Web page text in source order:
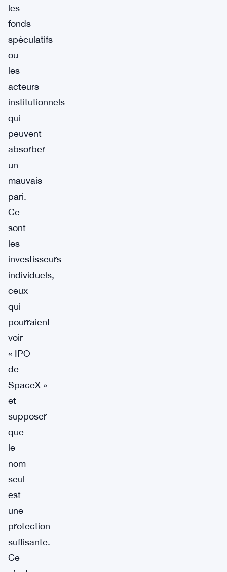
les
fonds
spéculatifs
ou
les
acteurs
institutionnels
qui
peuvent
absorber
un
mauvais
pari.
Ce
sont
les
investisseurs
individuels,
ceux
qui
pourraient
voir
« IPO
de
SpaceX »
et
supposer
que
le
nom
seul
est
une
protection
suffisante.
Ce